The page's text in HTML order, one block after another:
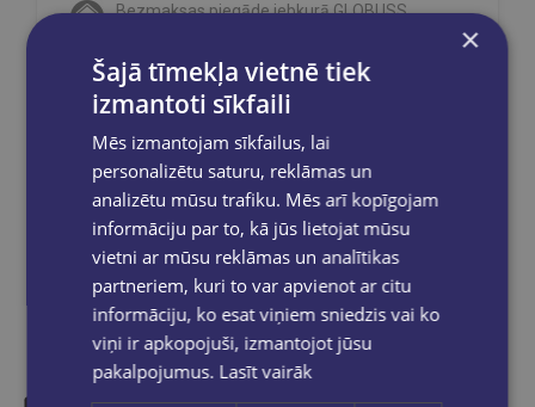
Bezmaksas piegāde jebkurā GLOBUSS
e-pastu un/ vai SMS.
Dalies sociālajos tīklos:
×
Šajā tīmekļa vietnē tiek
izmantoti sīkfaili
Mēs izmantojam sīkfailus, lai
personalizētu saturu, reklāmas un
analizētu mūsu trafiku. Mēs arī kopīgojam
informāciju par to, kā jūs lietojat mūsu
vietni ar mūsu reklāmas un analītikas
partneriem, kuri to var apvienot ar citu
informāciju, ko esat viņiem sniedzis vai ko
viņi ir apkopojuši, izmantojot jūsu
pakalpojumus. Lasīt vairāk